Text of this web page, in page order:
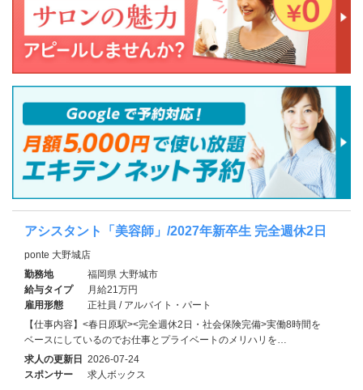
アシスタント「美容師」/2027年新卒生 完全週休2日
ponte 大野城店
勤務地
福岡県 大野城市
給与タイプ
月給21万円
雇用形態
正社員 / アルバイト・パート
【仕事内容】<春日原駅><完全週休2日・社会保険完備>実働8時間を
ベースにしているのでお仕事とプライベートのメリハリを…
求人の更新日 2026-07-24
スポンサー
求人ボックス